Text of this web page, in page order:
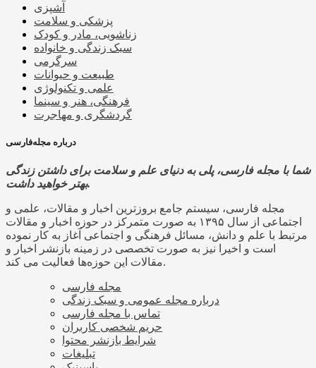
آشپزی
پزشکی و سلامت
زناشویی، مادر و کودک
سبک زندگی و خانواده
سرگرمی
طبیعت و حیوانات
علمی و تکنولوژی
فرهنگی، هنر و سینما
گردشگری و مهاجرت
درباره مجله‌فارسی
شما با مجله فارسی، پلی به دنیای علم و سلامت برای داشتن زندگی
بهتر خواهید داشت.
مجله فارسی، سیستم جامع بروزترین اخبار و مقالات، علمی و
اجتماعی از سال ۱۳۹۵ به صورت متمرکز در حوزه اخبار و مقالات
مرتبط با علم و دانش، مسائل فرهنگی و اجتماعی آغاز به کار نموده
است و اخیرا نیز به صورت تخصصی در زمینه بازنشر اخبار و
مقالات این حوزه‌ها فعالیت می کند.
مجله فارسی
درباره مجله عمومی و سبک زندگی
تماس با مجله فارسی
حریم شخصی کاربران
شرایط بازنشر محتوا
تبلیغات